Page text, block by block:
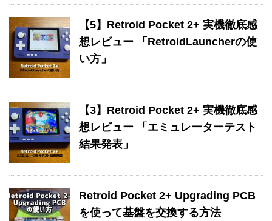
【5】Retroid Pocket 2+ 実機徹底感
想レビュー 「RetroidLauncherの使
い方」
【3】Retroid Pocket 2+ 実機徹底感
想レビュー 「エミュレーターテスト
結果発表」
Retroid Pocket 2+ Upgrading PCB
を使って基盤を交換する方法